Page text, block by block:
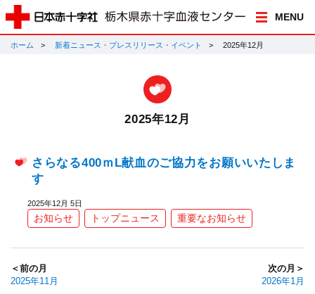
MENU
ホーム 新着ニュース・プレスリリース・イベント 2025年12月
2025年12月
さらなる400ｍL献血のご協力をお願いいたしま
す
2025年12月 5日
お知らせ トップニュース 重要なお知らせ
＜前の月
2025年11月
次の月＞
2026年1月